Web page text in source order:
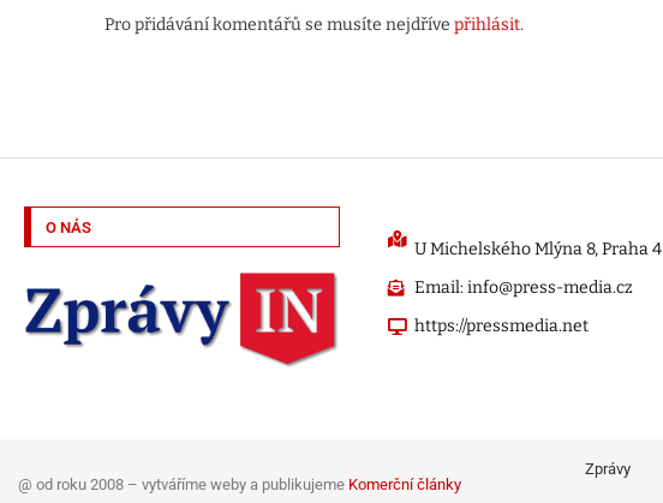
Pro přidávání komentářů se musíte nejdříve přihlásit.
O NÁS
U Michelského Mlýna 8, Praha 4
Email: info@press-media.cz
https://pressmedia.net
@ od roku 2008 – vytváříme weby a publikujeme Komerční články
Zprávy